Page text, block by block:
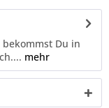
Du in
mehr